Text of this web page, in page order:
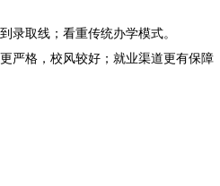
录取线；看重传统办学模式。
格，校风较好；就业渠道更有保障